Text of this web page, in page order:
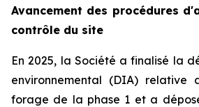
Avancement des procédures
contrôle du site
En 2025, la Société a finalisé la
environnemental (DIA) relative
forage de la phase 1 et a